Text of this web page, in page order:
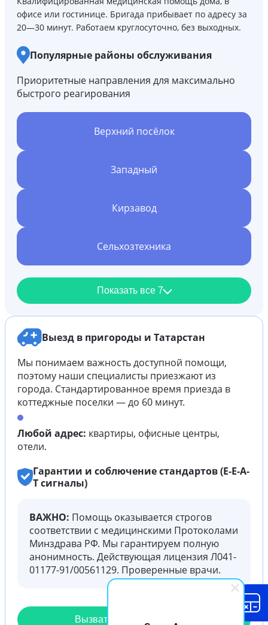
офисе или гостинице. Бригада прибывает по адресу за
20—30 минут. Работаем круглосуточно, без выходных.
Популярные районы обслуживания
Приоритетные направления для максимально
быстрого реагирования
Верхний посёлок
Западный
Кирзавод
Сельхозтехника
Показать все 7
Выезд в пригороды и Татарстан
Мы понимаем важность доступной помощи,
поэтому наши специалисты приезжают из
города. Стандартированное время приезда в
коттеджные поселки — до 60 минут.
Любой адрес: квартиры, офисные центры,
отели.
Гарантии и соблючение стандартов (E-E-A-
T сигналы)
ВАЖНО: Помощь оказывается строгов
соответствии с медицинскими Протоколами
Минздрава РФ. Мы гарантируем полную
анонимность. Действующая лицензия Л041-
01177-91/00561129. Проверенные врачи.
Вызвать нарколога на дом